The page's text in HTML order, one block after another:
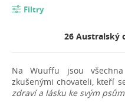
Filtry
26 Australský
Na Wuuffu jsou
zkušenými chovateli, kteří
zdraví a lásku ke svým